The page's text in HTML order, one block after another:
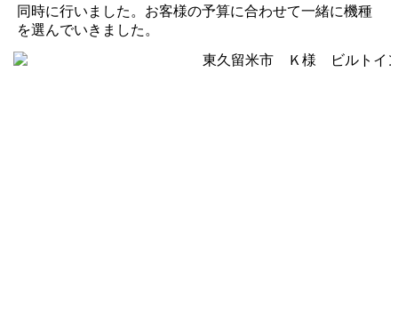
同時に行いました。お客様の予算に合わせて一緒に機種
を選んでいきました。